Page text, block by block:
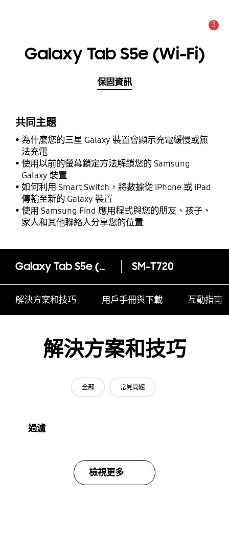
3
Galaxy Tab S5e (Wi-Fi)
保固資訊
共同主題
為什麼您的三星 Galaxy 裝置會顯示充電緩慢或無
法充電
使用以前的螢幕鎖定方法解鎖您的 Samsung
Galaxy 裝置
如何利用 Smart Switch，將數據從 iPhone 或 iPad
傳輸至新的 Galaxy 裝置
使用 Samsung Find 應用程式與您的朋友、孩子、
家人和其他聯絡人分享您的位置
Galaxy Tab S5e (Wi-Fi) SM-T720
解決方案和技巧 用戶手冊與下載 互動指南
解決方案和技巧
全部 常見問題
過濾
檢視更多